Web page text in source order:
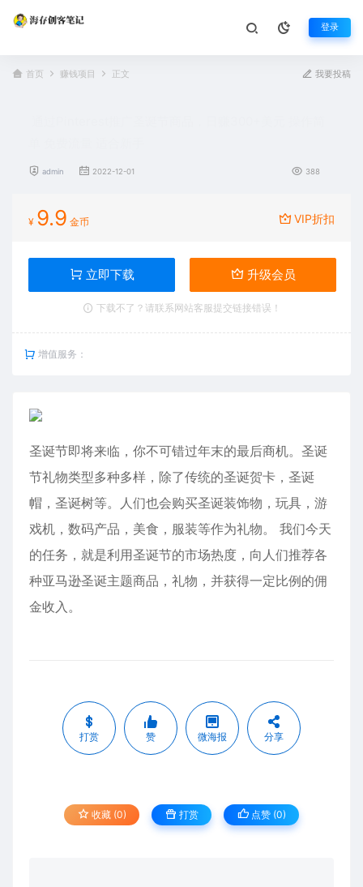
登录
首页 赚钱项目 正文 我要投稿
admin 2022-12-01 388
¥ 9.9 金币 VIP折扣
立即下载 升级会员
下载不了？请联系网站客服提交链接错误！
增值服务：
圣诞节即将来临，你不可错过年末的最后商机。圣诞
节礼物类型多种多样，除了传统的圣诞贺卡，圣诞
帽，圣诞树等。人们也会购买圣诞装饰物，玩具，游
戏机，数码产品，美食，服装等作为礼物。 我们今天
的任务，就是利用圣诞节的市场热度，向人们推荐各
种亚马逊圣诞主题商品，礼物，并获得一定比例的佣
金收入。
打赏 赞 微海报 分享
收藏 (0) 打赏 点赞 (0)